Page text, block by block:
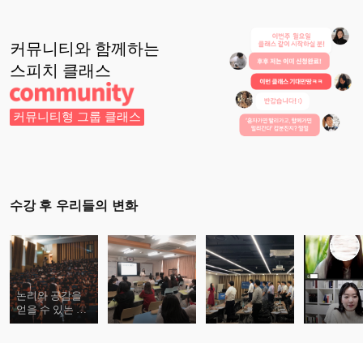
커뮤니티와 함께하는
스피치 클래스
커뮤니티형 그룹 클래스
수강 후 우리들의 변화
논리와 공감을
얻을 수 있는 스
피치를 할 수 있